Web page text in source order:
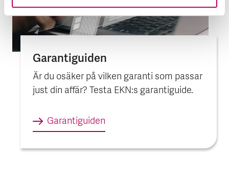
Garantiguiden
Är du osäker på vilken garanti som passar
just din affär? Testa EKN:s garantiguide.
Garantiguiden